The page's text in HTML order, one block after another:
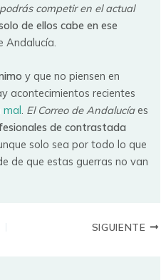
competir en el actual
de ellos cabe en ese
Andalucía.
y que no piensen en
acontecimientos recientes
mal. El Correo de Andalucíaes
de contrastada
solo sea por todo lo que
de que estas guerras no van
SIGUIENTE